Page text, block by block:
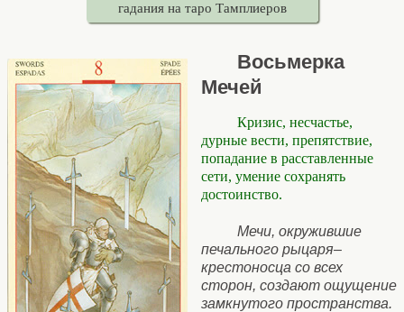
гадания на таро Тамплиеров
Восьмерка
Мечей
Кризис, несчастье,
дурные вести, препятствие,
попадание в расставленные
сети, умение сохранять
достоинство.
Мечи, окружившие
печального рыцаря–
крестоносца со всех
сторон, создают ощущение
замкнутого пространства.